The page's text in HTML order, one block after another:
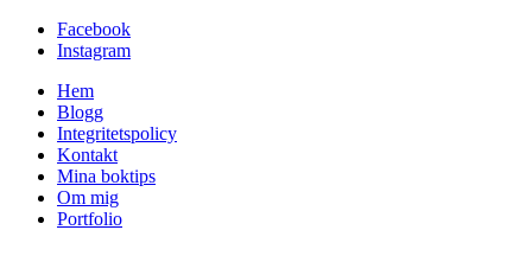
Facebook
Instagram
Hem
Blogg
Integritetspolicy
Kontakt
Mina boktips
Om mig
Portfolio